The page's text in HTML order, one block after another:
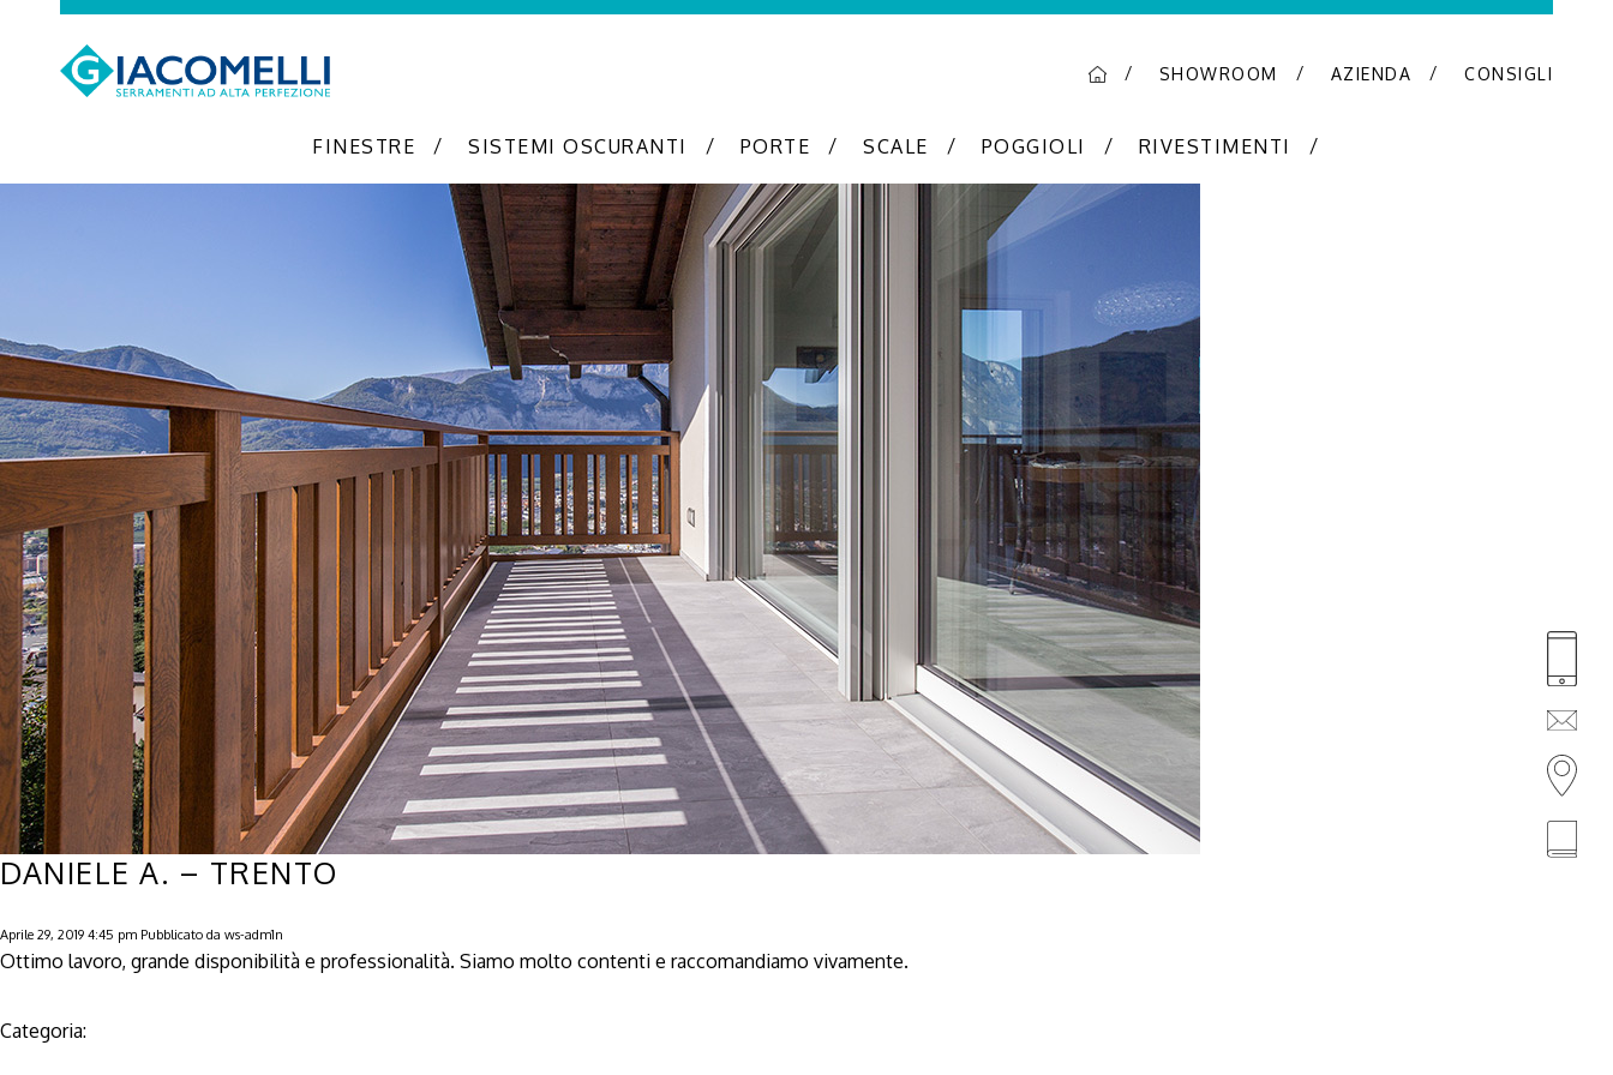
SHOWROOM AZIENDA CONSIGLI
FINESTRE SISTEMI OSCURANTI PORTE SCALE POGGIOLI RIVESTIMENTI
DANIELE A. – TRENTO
Aprile 29, 2019 4:45 pm Pubblicato da ws-adm1n
Ottimo lavoro, grande disponibilità e professionalità. Siamo molto contenti e raccomandiamo vivamente.
Categoria: